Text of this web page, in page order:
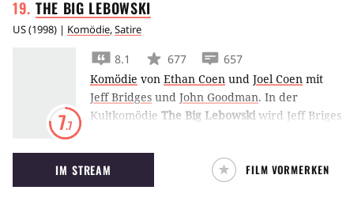
THE BIG LEBOWSKI
US(1998) | Komödie,Satire
7.7
8.1 677
657
Komödie von Ethan Coen und Joel Coen mit
Jeff Bridges und John Goodman. In der
Kultkomödie The Big Lebowskiwird Jeff Briges
Gangstern mit dem gleichnamigen Millionär
verwechselt wird, nimmt das Chaos seinen
Lauf.
IM STREAM FILM VORMERKEN